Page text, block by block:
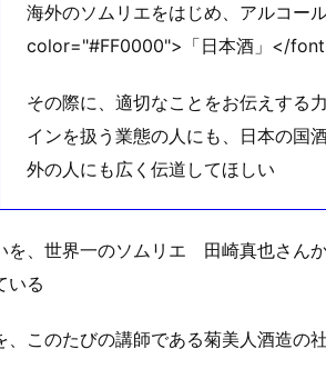
海外のソムリエをはじめ、アルコー
color="#FF0000">「日本酒」</
その際に、適切なことをお伝えする
インを扱う業態の人にも、日本の国
外の人にも広く伝道してほしい
を、世界一のソムリエ 田崎真也さん
いる
、このたびの講師である菊美人酒造の